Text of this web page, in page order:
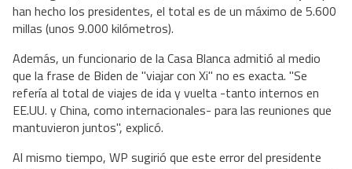
han hecho los presidentes, el total es de un máximo de 5.600
millas (unos 9.000 kilómetros).
Además, un funcionario de la Casa Blanca admitió al medio
que la frase de Biden de "viajar con Xi" no es exacta. "Se
refería al total de viajes de ida y vuelta -tanto internos en
EE.UU. y China, como internacionales- para las reuniones que
mantuvieron juntos", explicó.
Al mismo tiempo, WP sugirió que este error del presidente